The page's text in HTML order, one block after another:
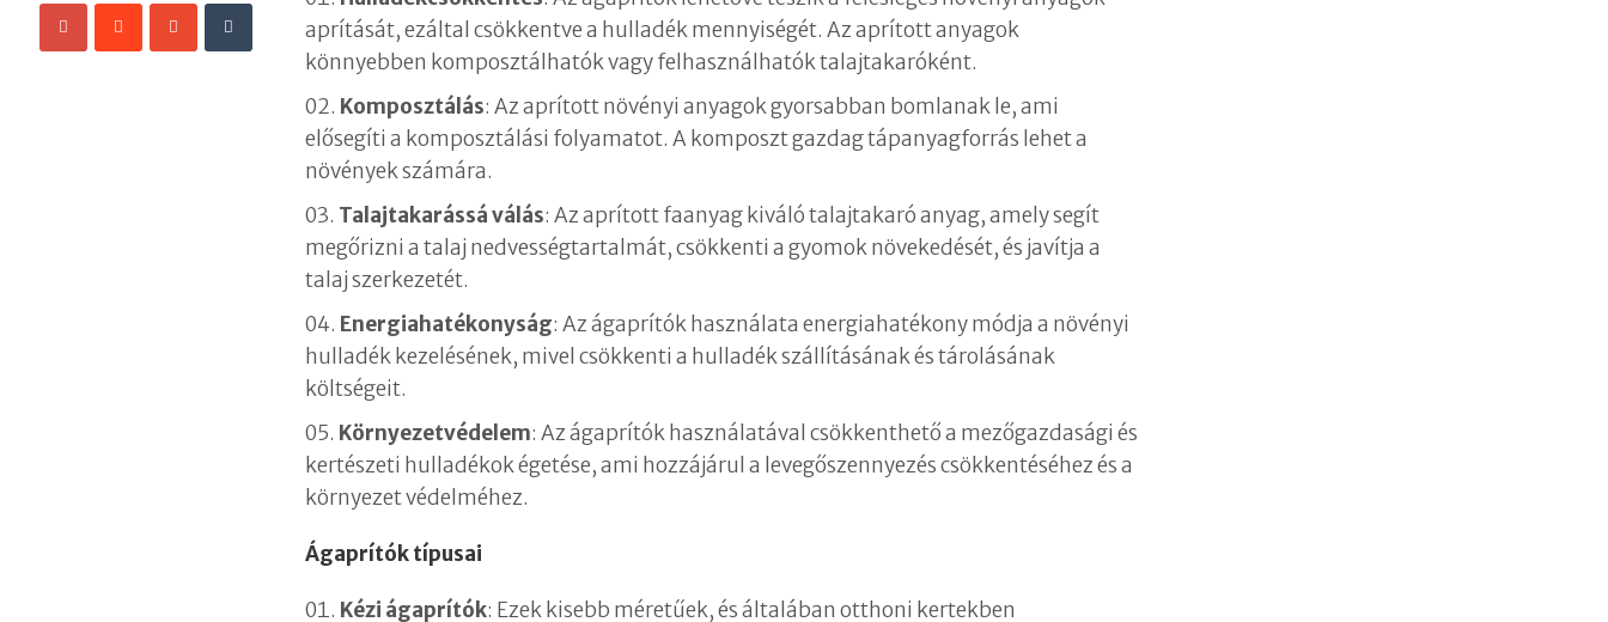
aprítását, ezáltal csökkentve a hulladék mennyiségét. Az aprított anyagok
könnyebben komposztálhatók vagy felhasználhatók talajtakaróként.
Komposztálás: Az aprított növényi anyagok gyorsabban bomlanak le, ami
elősegíti a komposztálási folyamatot. A komposzt gazdag tápanyagforrás lehet a
növények számára.
Talajtakarássá válás: Az aprított faanyag kiváló talajtakaró anyag, amely segít
megőrizni a talaj nedvességtartalmát, csökkenti a gyomok növekedését, és javítja a
talaj szerkezetét.
Energiahatékonyság: Az ágaprítók használata energiahatékony módja a növényi
hulladék kezelésének, mivel csökkenti a hulladék szállításának és tárolásának
költségeit.
Környezetvédelem: Az ágaprítók használatával csökkenthető a mezőgazdasági és
kertészeti hulladékok égetése, ami hozzájárul a levegőszennyezés csökkentéséhez és a
környezet védelméhez.
Ágaprítók típusai
Kézi ágaprítók: Ezek kisebb méretűek, és általában otthoni kertekben